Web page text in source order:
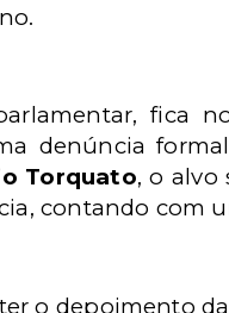
fica
denúncia
Torquato, o alvo
contando com
o depoimento